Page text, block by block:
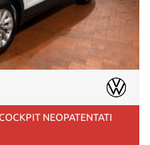
NEOPATENTATI